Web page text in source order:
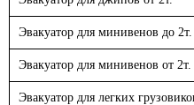
Эвакуатор для минивенов до 2т.
Эвакуатор для минивенов от 2т.
Эвакуатор для легких